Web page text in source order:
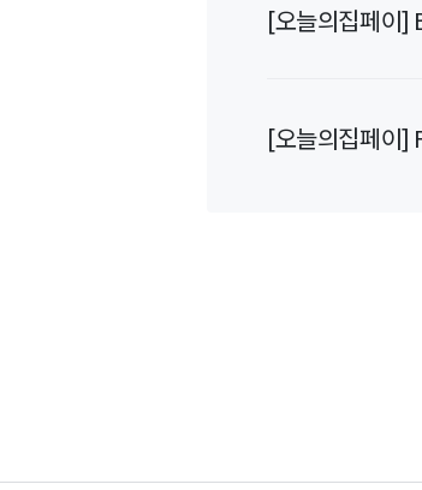
[오늘의집페
[오늘의집페